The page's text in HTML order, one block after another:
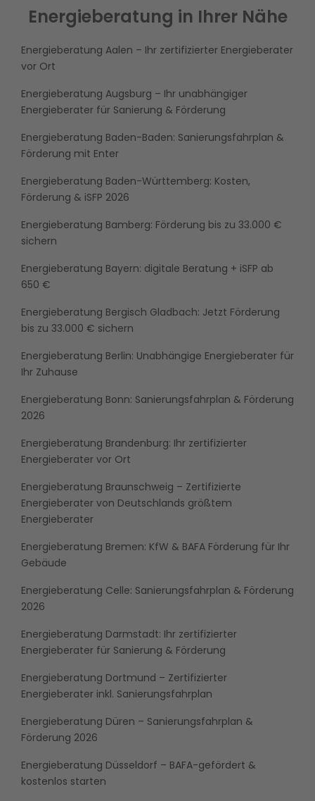
Energieberatung in Ihrer Nähe
Energieberatung Aalen – Ihr zertifizierter Energieberater
vor Ort
Energieberatung Augsburg – Ihr unabhängiger
Energieberater für Sanierung & Förderung
Energieberatung Baden-Baden: Sanierungsfahrplan &
Förderung mit Enter
Energieberatung Baden-Württemberg: Kosten,
Förderung & iSFP 2026
Energieberatung Bamberg: Förderung bis zu 33.000 €
sichern
Energieberatung Bayern: digitale Beratung + iSFP ab
650 €
Energieberatung Bergisch Gladbach: Jetzt Förderung
bis zu 33.000 € sichern
Energieberatung Berlin: Unabhängige Energieberater für
Ihr Zuhause
Energieberatung Bonn: Sanierungsfahrplan & Förderung
2026
Energieberatung Brandenburg: Ihr zertifizierter
Energieberater vor Ort
Energieberatung Braunschweig – Zertifizierte
Energieberater von Deutschlands größtem
Energieberater
Energieberatung Bremen: KfW & BAFA Förderung für Ihr
Gebäude
Energieberatung Celle: Sanierungsfahrplan & Förderung
2026
Energieberatung Darmstadt: Ihr zertifizierter
Energieberater für Sanierung & Förderung
Energieberatung Dortmund – Zertifizierter
Energieberater inkl. Sanierungsfahrplan
Energieberatung Düren – Sanierungsfahrplan &
Förderung 2026
Energieberatung Düsseldorf – BAFA-gefördert &
kostenlos starten